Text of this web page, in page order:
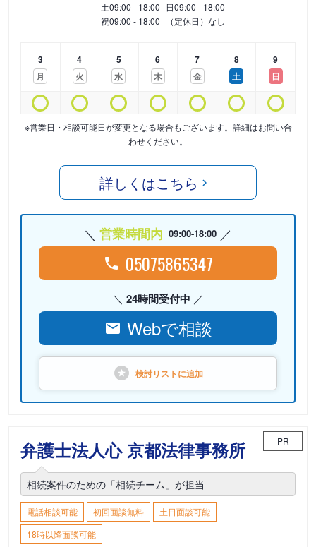
土09:00 - 18:00 日09:00 - 18:00
祝09:00 - 18:00 （定休日）なし
3
月
4
火
5
水
6
木
7
金
8
土
9
日
※営業日・相談可能日が変更となる場合もございます。詳細はお問い合
わせください。
詳しくはこちら
営業時間内 09:00-18:00
05075865347
24時間受付中
Webで相談
検討リストに追加
弁護士法人心 京都法律事務所 PR
相続案件のための「相続チーム」が担当
電話相談可能 初回面談無料
土日面談可能
18時以降面談可能